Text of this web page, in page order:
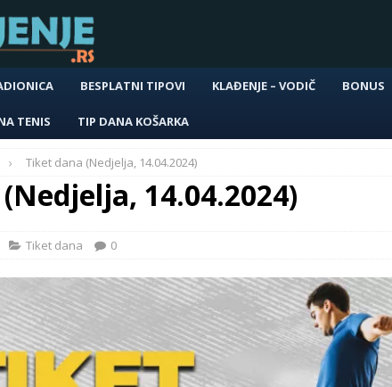
BESPLATNI TIPOVI KLAĐENJE – VODIČ BONUS
TENIS TIP DANA KOŠARKA
Tiket dana (Nedjelja, 14.04.2024)
14.04.2024)
Tiket dana 0